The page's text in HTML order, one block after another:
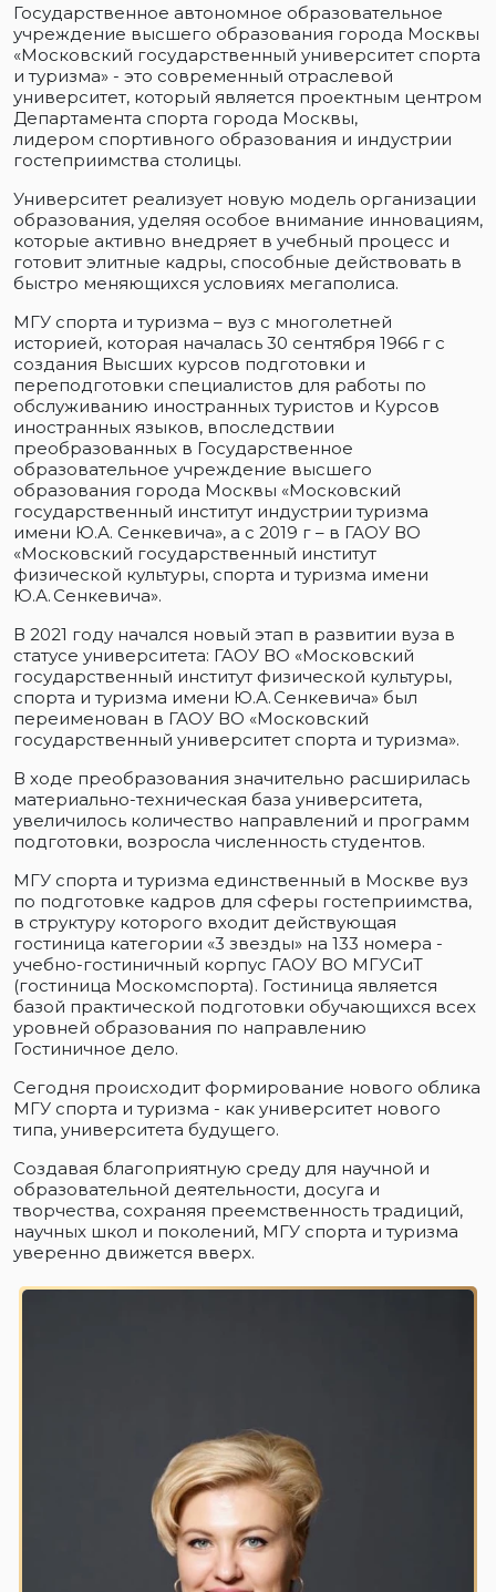
Государственное автономное образовательное
учреждение высшего образования города Москвы
«Московский государственный университет спорта
и туризма» - это современный отраслевой
университет, который является проектным центром
Департамента спорта города Москвы,
лидером спортивного образования и индустрии
гостеприимства столицы.
Университет реализует новую модель организации
образования, уделяя особое внимание инновациям,
которые активно внедряет в учебный процесс и
готовит элитные кадры, способные действовать в
быстро меняющихся условиях мегаполиса.
МГУ спорта и туризма – вуз с многолетней
историей, которая началась 30 сентября 1966 г с
создания Высших курсов подготовки и
переподготовки специалистов для работы по
обслуживанию иностранных туристов и Курсов
иностранных языков, впоследствии
преобразованных в Государственное
образовательное учреждение высшего
образования города Москвы «Московский
государственный институт индустрии туризма
имени Ю.А. Сенкевича», а с 2019 г – в ГАОУ ВО
«Московский государственный институт
физической культуры, спорта и туризма имени
Ю.А. Сенкевича».
В 2021 году начался новый этап в развитии вуза в
статусе университета: ГАОУ ВО «Московский
государственный институт физической культуры,
спорта и туризма имени Ю.А. Сенкевича» был
переименован в ГАОУ ВО «Московский
государственный университет спорта и туризма».
В ходе преобразования значительно расширилась
материально-техническая база университета,
увеличилось количество направлений и программ
подготовки, возросла численность студентов.
МГУ спорта и туризма единственный в Москве вуз
по подготовке кадров для сферы гостеприимства,
в структуру которого входит действующая
гостиница категории «3 звезды» на 133 номера -
учебно-гостиничный корпус ГАОУ ВО МГУСиТ
(гостиница Москомспорта). Гостиница является
базой практической подготовки обучающихся всех
уровней образования по направлению
Гостиничное дело.
Сегодня происходит формирование нового облика
МГУ спорта и туризма - как университет нового
типа, университета будущего.
Создавая благоприятную среду для научной и
образовательной деятельности, досуга и
творчества, сохраняя преемственность традиций,
научных школ и поколений, МГУ спорта и туризма
уверенно движется вверх.